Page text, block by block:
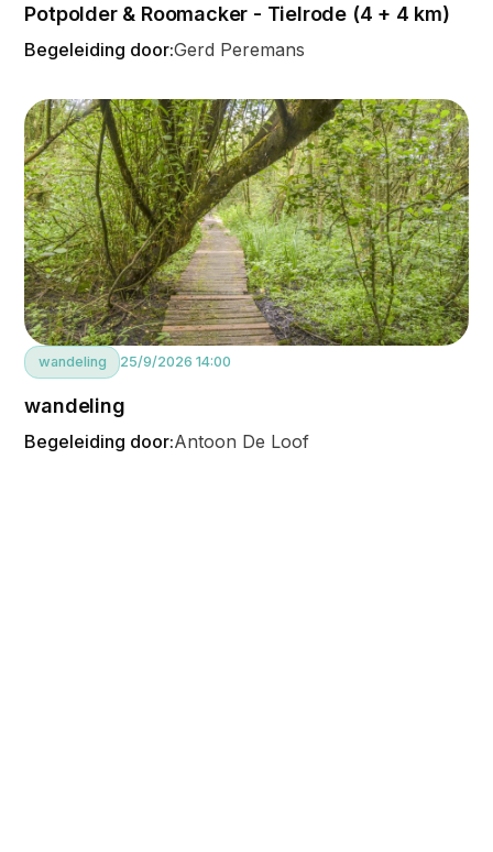
Potpolder & Roomacker - Tielrode (4 + 4 km)
Begeleiding door:Gerd Peremans
wandeling 25/9/2026 14:00
wandeling
Begeleiding door:Antoon De Loof